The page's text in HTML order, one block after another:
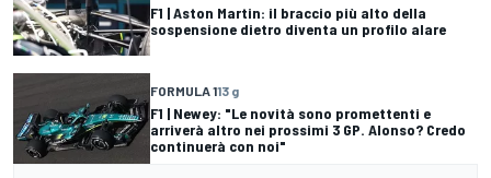
F1 | Aston Martin: il braccio più alto della
sospensione dietro diventa un profilo alare
FORMULA 113 g
F1 | Newey: "Le novità sono promettenti e
arriverà altro nei prossimi 3 GP. Alonso? Credo
continuerà con noi"